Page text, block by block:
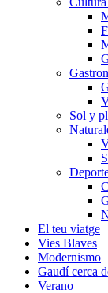
Sol y
El teu viatge
Vies Blaves
Modernismo
Gaudí cerca
Verano